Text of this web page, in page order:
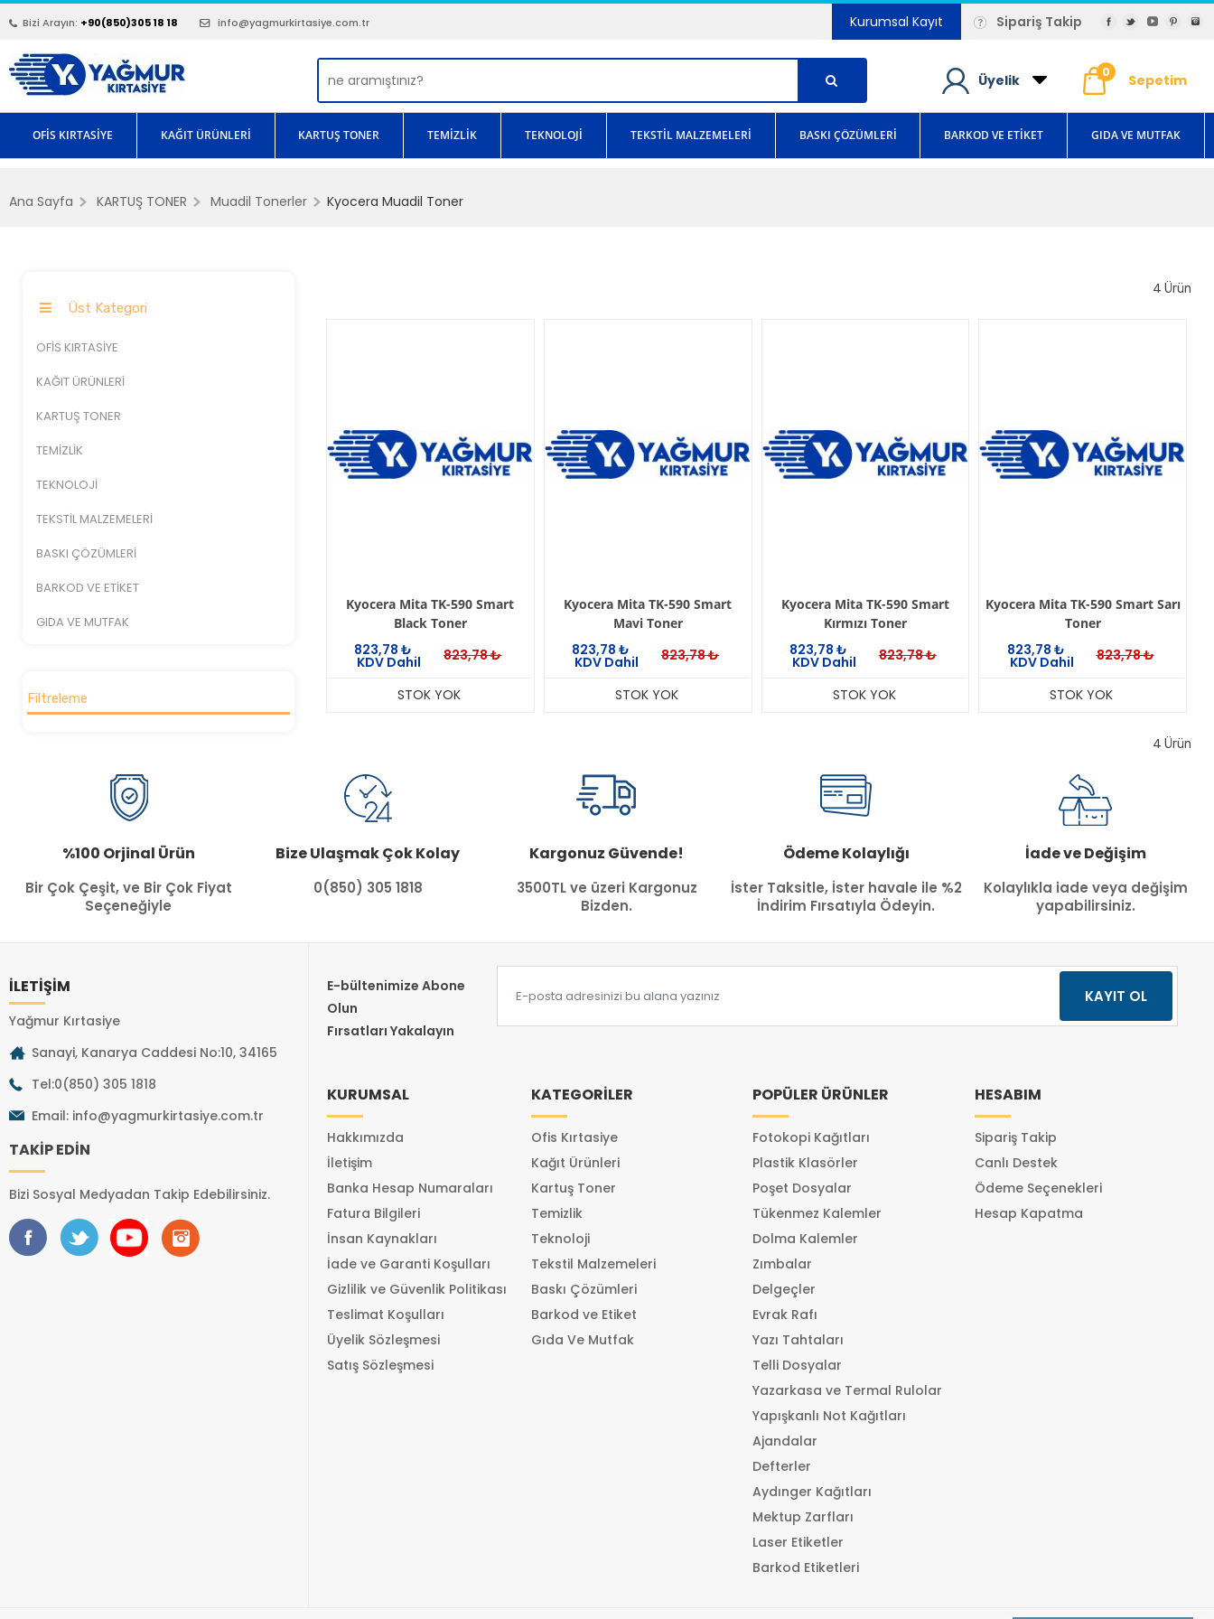
Bizi Arayın: +90(850)305 18 18 info@yagmurkirtasiye.com.tr Kurumsal Kayıt Sipariş Takip
0 Sepetim
Üyelik
OFİS KIRTASİYE KAĞIT ÜRÜNLERİ KARTUŞ TONER TEMİZLİK TEKNOLOJİ TEKSTİL MALZEMELERİ BASKI ÇÖZÜMLERİ BARKOD VE ETİKET GIDA VE MUTFAK
Ana Sayfa KARTUŞ TONER Muadil Tonerler Kyocera Muadil Toner
Üst Kategori
OFİS KIRTASİYE
KAĞIT ÜRÜNLERİ
KARTUŞ TONER
TEMİZLİK
TEKNOLOJİ
TEKSTİL MALZEMELERİ
BASKI ÇÖZÜMLERİ
BARKOD VE ETİKET
GIDA VE MUTFAK
Filtreleme
4 Ürün
Kyocera Mita TK-590 Smart
Black Toner
823,78₺
823,78 ₺
KDV Dahil
STOK YOK
Kyocera Mita TK-590 Smart
Mavi Toner
823,78₺
823,78 ₺
KDV Dahil
STOK YOK
Kyocera Mita TK-590 Smart
Kırmızı Toner
823,78₺
823,78 ₺
KDV Dahil
STOK YOK
Kyocera Mita TK-590 Smart Sarı
Toner
823,78₺
823,78 ₺
KDV Dahil
STOK YOK
4 Ürün
%100 Orjinal Ürün
Bir Çok Çeşit, ve Bir Çok Fiyat
Seçeneğiyle
Bize Ulaşmak Çok Kolay
0(850) 305 1818
Kargonuz Güvende!
3500TL ve üzeri Kargonuz
Bizden.
Ödeme Kolaylığı
İster Taksitle, İster havale ile %2
İndirim Fırsatıyla Ödeyin.
İade ve Değişim
Kolaylıkla iade veya değişim
yapabilirsiniz.
İLETİŞİM
Yağmur Kırtasiye
Sanayi, Kanarya Caddesi No:10, 34165
Tel:0(850) 305 1818
Email: info@yagmurkirtasiye.com.tr
TAKİP EDİN
Bizi Sosyal Medyadan Takip Edebilirsiniz.
E-bültenimize Abone
Olun
Fırsatları Yakalayın
KURUMSAL
Hakkımızda
İletişim
Banka Hesap Numaraları
Fatura Bilgileri
İnsan Kaynakları
İade ve Garanti Koşulları
Gizlilik ve Güvenlik Politikası
Teslimat Koşulları
Üyelik Sözleşmesi
Satış Sözleşmesi
KATEGORİLER
Ofis Kırtasiye
Kağıt Ürünleri
Kartuş Toner
Temizlik
Teknoloji
Tekstil Malzemeleri
Baskı Çözümleri
Barkod ve Etiket
Gıda Ve Mutfak
POPÜLER ÜRÜNLER
Fotokopi Kağıtları
Plastik Klasörler
Poşet Dosyalar
Tükenmez Kalemler
Dolma Kalemler
Zımbalar
Delgeçler
Evrak Rafı
Yazı Tahtaları
Telli Dosyalar
Yazarkasa ve Termal Rulolar
Yapışkanlı Not Kağıtları
Ajandalar
Defterler
Aydınger Kağıtları
Mektup Zarfları
Laser Etiketler
Barkod Etiketleri
HESABIM
Sipariş Takip
Canlı Destek
Ödeme Seçenekleri
Hesap Kapatma